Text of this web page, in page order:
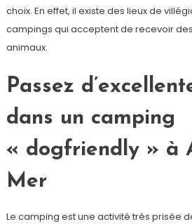
choix. En effet, il existe des lieux de
campings qui acceptent de recevoir
animaux.
Passez
dans un camping
« dogfriendly » à
Mer
Le camping est une activité très prisée